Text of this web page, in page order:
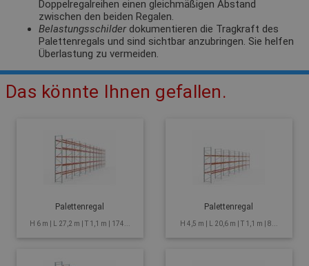
Doppelregalreihen einen gleichmäßigen Abstand
zwischen den beiden Regalen.
Belastungsschilder dokumentieren die Tragkraft des
Palettenregals und sind sichtbar anzubringen. Sie helfen
Überlastung zu vermeiden.
Das könnte Ihnen gefallen.
Palettenregal
H 6 m | L 27,2 m | T 1,1 m | 174...
Palettenregal
H 4,5 m | L 20,6 m | T 1,1 m | 8...